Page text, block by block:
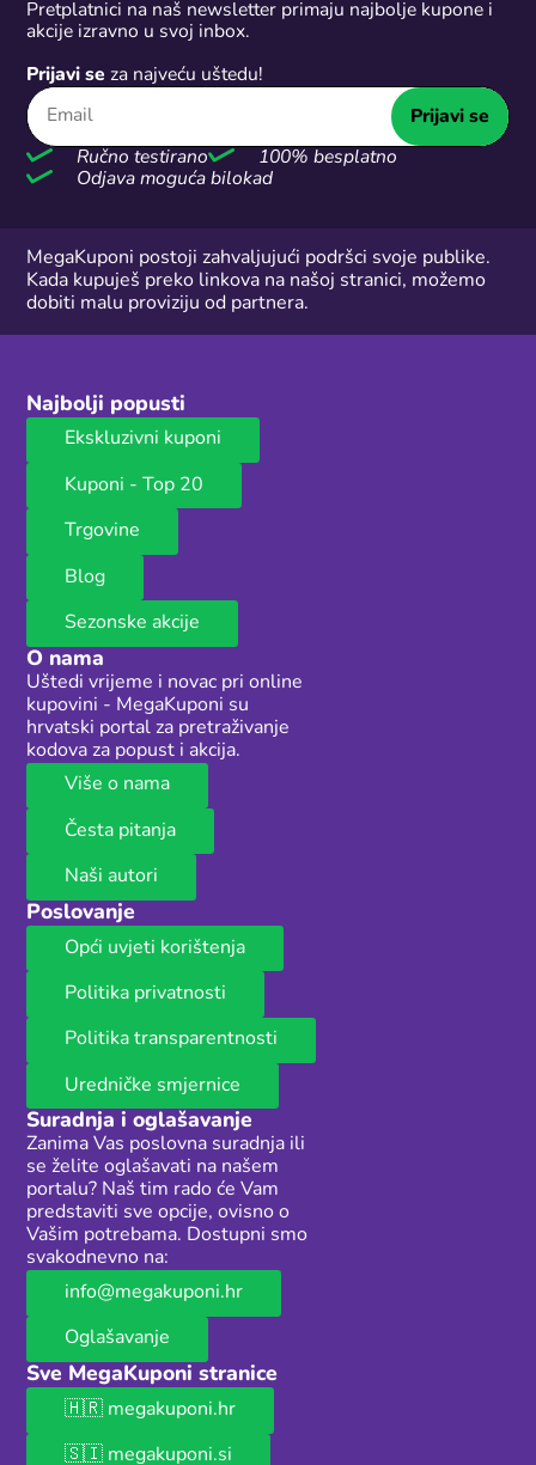
Pretplatnici na naš newsletter primaju najbolje kupone i
akcije izravno u svoj inbox.
Prijavi se za najveću uštedu!
Prijavi se
Ručno testirano
100% besplatno
Odjava moguća bilokad
MegaKuponi postoji zahvaljujući podršci svoje publike.
Kada kupuješ preko linkova na našoj stranici, možemo
dobiti malu proviziju od partnera.
Najbolji popusti
Ekskluzivni kuponi
Kuponi - Top 20
Trgovine
Blog
Sezonske akcije
O nama
Uštedi vrijeme i novac pri online
kupovini - MegaKuponi su
hrvatski portal za pretraživanje
kodova za popust i akcija.
Više o nama
Česta pitanja
Naši autori
Poslovanje
Opći uvjeti korištenja
Politika privatnosti
Politika transparentnosti
Uredničke smjernice
Suradnja i oglašavanje
Zanima Vas poslovna suradnja ili
se želite oglašavati na našem
portalu? Naš tim rado će Vam
predstaviti sve opcije, ovisno o
Vašim potrebama. Dostupni smo
svakodnevno na:
info@megakuponi.hr
Oglašavanje
Sve MegaKuponi stranice
🇭🇷 megakuponi.hr
🇸🇮 megakuponi.si